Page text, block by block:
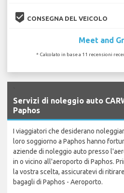
beenhere CONSEGNA DEL VEICOLO
Meet and
* Calcolato in base a 11 recensioni
Servizi di noleggio auto
Paphos
I viaggiatori che desiderano
loro soggiorno a Paphos hanno
aziende di noleggio auto presso
in o vicino all'aeroporto di Paphos.
la vostra scelta, assicuratevi di
bagagli di Paphos - Aeroporto.